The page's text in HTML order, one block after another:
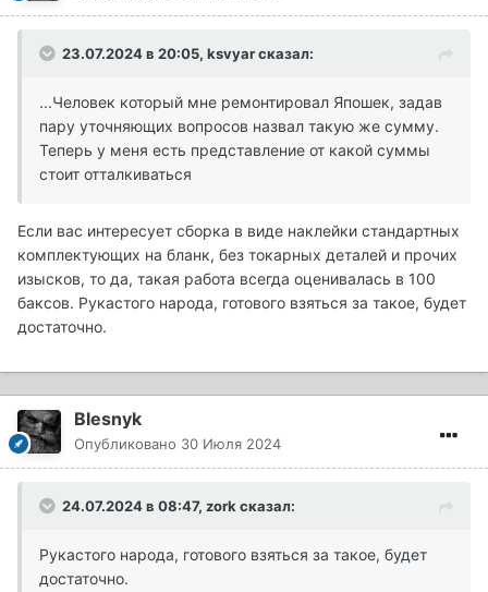
23.07.2024 в 20:05, ksvyarсказал:
...Человек который мне ремонтировал Япошек, задав
пару уточняющих вопросов назвал такую же сумму.
Теперь у меня есть представление от какой суммы
стоит отталкиваться
Если вас интересует сборка в виде наклейки стандартных
комплектующих на бланк, без токарных деталей и прочих
изысков, то да, такая работа всегда оценивалась в 100
баксов. Рукастого народа, готового взяться за такое, будет
достаточно.
Blesnyk
Опубликовано 30 Июля 2024
24.07.2024 в 08:47, zork сказал:
Рукастого народа, готового взяться за такое, будет
достаточно.